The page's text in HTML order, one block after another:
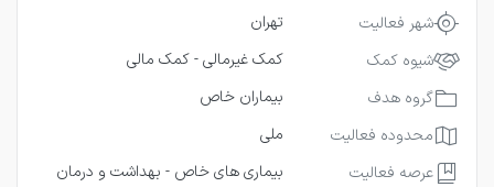
شهر فعالیت
تهران
شیوه کمک
کمک غیرمالی -کمک مالی
گروه هدف
بیماران خاص
محدوده فعالیت
ملی
عرصه فعالیت
بیماری های خاص - بهداشت و درمان